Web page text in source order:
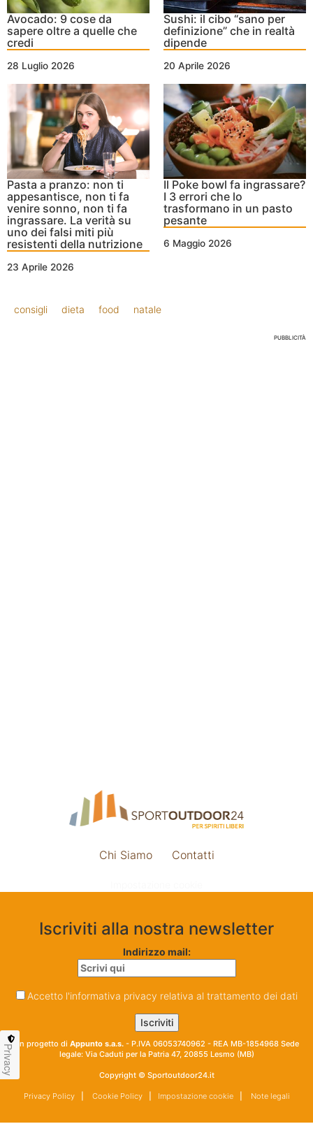
Avocado: 9 cose da
sapere oltre a quelle che
credi
28 Luglio 2026
Sushi: il cibo “sano per
definizione” che in realtà
dipende
20 Aprile 2026
Pasta a pranzo: non ti
appesantisce, non ti fa
venire sonno, non ti fa
ingrassare. La verità su
uno dei falsi miti più
resistenti della nutrizione
23 Aprile 2026
Il Poke bowl fa ingrassare?
I 3 errori che lo
trasformano in un pasto
pesante
6 Maggio 2026
consigli dieta food natale
PUBBLICITÀ
Chi Siamo Contatti
Iscriviti alla nostra newsletter
Indirizzo mail:
Accetto l'informativa privacy relativa al trattamento dei dati
Un progetto di Appunto s.a.s. - P.IVA 06053740962 - REA MB-1854968 Sede
legale: Via Caduti per la Patria 47, 20855 Lesmo (MB)
Copyright © Sportoutdoor24.it
Privacy Policy| Cookie Policy| Impostazione cookie| Note legali
Privacy